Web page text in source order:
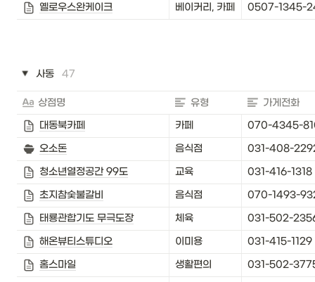
옐로우스완케이크
베이커리, 카페 0507-1345-
사동 47
상점명 유형
가게전화
대동북카페
카페
070-4345-
오소돈
음식점
031-408-
청소년열정공간 99도
교육
031-416-1318
초지참숯불갈비
음식점
070-1493-
태룡관합기도 무극도장
체육
031-502-
해온뷰티스튜디오
이미용
031-415-1129
홈스마일
생활편의 031-502-